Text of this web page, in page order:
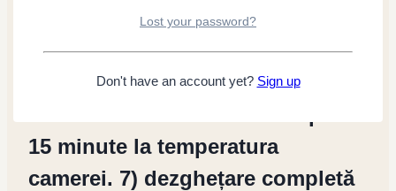
abundentă de hârtie. 5) aranjați
pe o placă plată și înfășurați-o cu
folie alimentară; 6) lăsați-l să se
15 minute la temperatura
camerei. 7) dezghețare completă
Lost your password?
Don't have an account yet? Sign up